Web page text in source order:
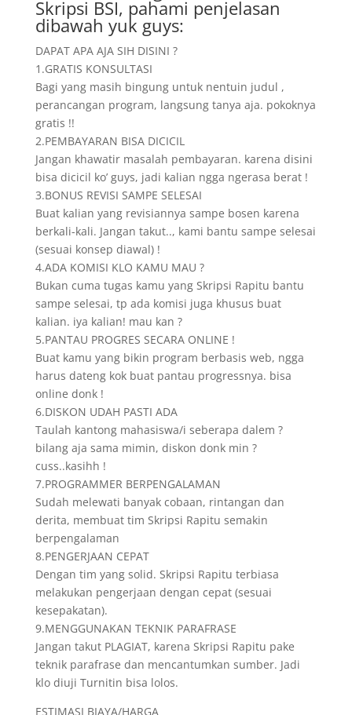
Skripsi BSI, pahami penjelasan
dibawah yuk guys:
DAPAT APA AJA SIH DISINI ?
1.GRATIS KONSULTASI
Bagi yang masih bingung untuk nentuin judul ,
perancangan program, langsung tanya aja. pokoknya
gratis !!
2.PEMBAYARAN BISA DICICIL
Jangan khawatir masalah pembayaran. karena disini
bisa dicicil ko’ guys, jadi kalian ngga ngerasa berat !
3.BONUS REVISI SAMPE SELESAI
Buat kalian yang revisiannya sampe bosen karena
berkali-kali. Jangan takut.., kami bantu sampe selesai
(sesuai konsep diawal) !
4.ADA KOMISI KLO KAMU MAU ?
Bukan cuma tugas kamu yang Skripsi Rapitu bantu
sampe selesai, tp ada komisi juga khusus buat
kalian. iya kalian! mau kan ?
5.PANTAU PROGRES SECARA ONLINE !
Buat kamu yang bikin program berbasis web, ngga
harus dateng kok buat pantau progressnya. bisa
online donk !
6.DISKON UDAH PASTI ADA
Taulah kantong mahasiswa/i seberapa dalem ?
bilang aja sama mimin, diskon donk min ?
cuss..kasihh !
7.PROGRAMMER BERPENGALAMAN
Sudah melewati banyak cobaan, rintangan dan
derita, membuat tim Skripsi Rapitu semakin
berpengalaman
8.PENGERJAAN CEPAT
Dengan tim yang solid. Skripsi Rapitu terbiasa
melakukan pengerjaan dengan cepat (sesuai
kesepakatan).
9.MENGGUNAKAN TEKNIK PARAFRASE
Jangan takut PLAGIAT, karena Skripsi Rapitu pake
teknik parafrase dan mencantumkan sumber. Jadi
klo diuji Turnitin bisa lolos.
ESTIMASI BIAYA/HARGA